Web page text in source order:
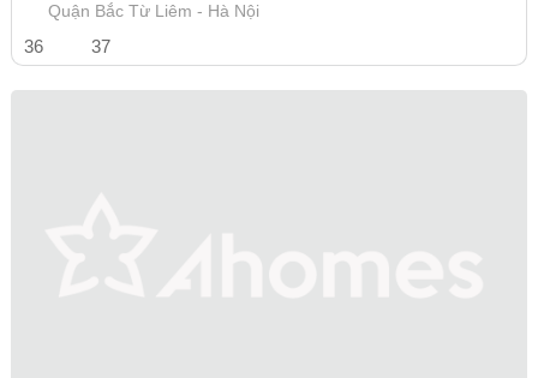
Quận Bắc Từ Liêm - Hà Nội
36 37